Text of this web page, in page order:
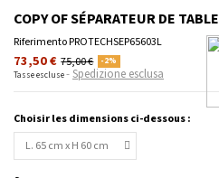
COPY OF SÉPARATEUR DE TABLE
RiferimentoPROTECHSEP65603L
73,50 € 75,00 €
-2%
Tasse escluse
Spedizione esclusa
Choisir les dimensions ci-dessous :